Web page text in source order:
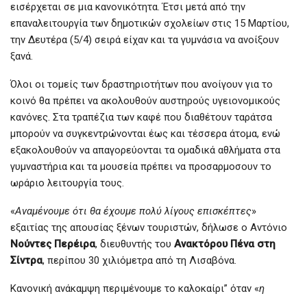
εισέρχεται σε μια κανονικότητα. Έτσι μετά από την
επαναλειτουργία των δημοτικών σχολείων στις 15 Μαρτίου,
την Δευτέρα (5/4) σειρά είχαν και τα γυμνάσια να ανοίξουν
ξανά.
Όλοι οι τομείς των δραστηριοτήτων που ανοίγουν για το
κοινό θα πρέπει να ακολουθούν αυστηρούς υγειονομικούς
κανόνες. Στα τραπέζια των καφέ που διαθέτουν ταράτσα
μπορούν να συγκεντρώνονται έως και τέσσερα άτομα, ενώ
εξακολουθούν να απαγορεύονται τα ομαδικά αθλήματα στα
γυμναστήρια και τα μουσεία πρέπει να προσαρμοσουν το
ωράριο λειτουργία τους.
«Αναμένουμε ότι θα έχουμε πολύ λίγους επισκέπτες»
εξαιτίας της απουσίας ξένων τουριστών, δήλωσε ο Αντόνιο
Νούντες Περέιρα, διευθυντής του Ανακτόρου Πένα στη
Σίντρα, περίπου 30 χιλιόμετρα από τη Λισαβόνα.
Κανονική ανάκαμψη περιμένουμε το καλοκαίρι” όταν «η